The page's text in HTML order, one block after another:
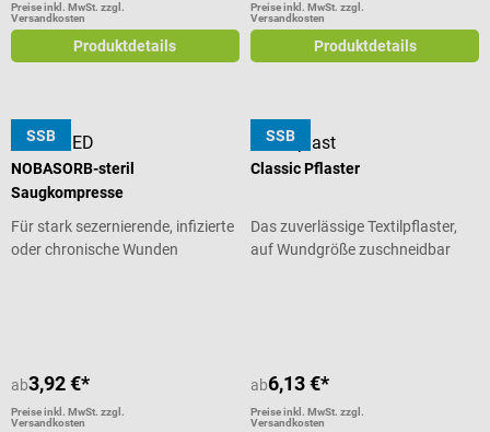
Preise inkl. MwSt. zzgl.
Versandkosten
Produktdetails
Preise inkl. MwSt. zzgl.
Versandkosten
Produktdetails
SSB
NOBAMED
NOBASORB-steril
Saugkompresse
Für stark sezernierende, infizierte
oder chronische Wunden
ab3,92 €*
Preise inkl. MwSt. zzgl.
Versandkosten
SSB
Leukoplast
Classic Pflaster
Das zuverlässige Textilpflaster,
auf Wundgröße zuschneidbar
ab6,13 €*
Preise inkl. MwSt. zzgl.
Versandkosten